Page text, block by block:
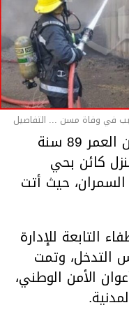
في وفاة مسن ... التفاصيل
توفي يوم أمس مسن يبلغ من العمر 89 سنة
كائن بحي
السمران، حيث أتت
التابعة للإدارة
التدخل، وتمت
الأمن الوطني،